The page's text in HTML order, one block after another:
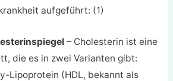
aufgeführt: (1)
– Cholesterin ist eine
die es in zwei Varianten gibt:
Lipoprotein (HDL, bekannt als